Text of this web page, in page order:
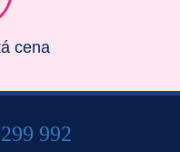
cena
992